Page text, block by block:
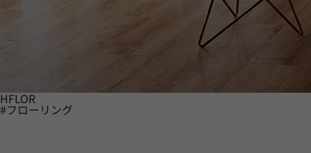
HFLOR
#フローリング